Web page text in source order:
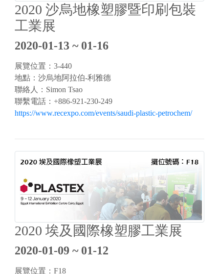
2020 沙烏地橡塑膠暨印刷包裝
工業展
2020-01-13 ~ 01-16
展覽位置：3-440
地點：沙烏地阿拉伯-利雅德
聯絡人：Simon Tsao
聯繫電話：+886-921-230-249
https://www.recexpo.com/events/saudi-plastic-petrochem/
2020 埃及國際橡塑膠工業展
2020-01-09 ~ 01-12
展覽位置：F18